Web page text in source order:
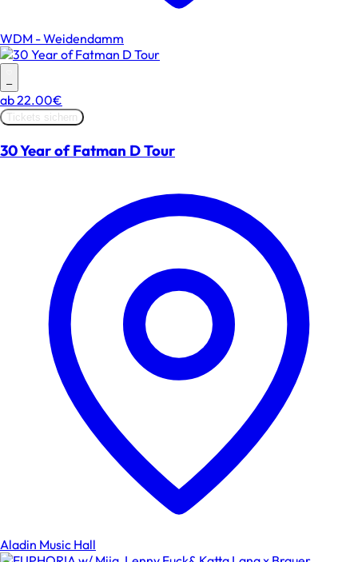
WDM - Weidendamm
–
ab22.00€
Tickets sichern
30 Year of Fatman D Tour
Aladin Music Hall